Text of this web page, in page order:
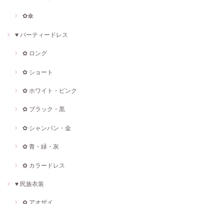
✿傘
♥ パーティードレス
✿ ロング
✿ ショート
✿ ホワイト・ピンク
✿ ブラック・黒
✿ シャンパン・金
✿ 青・緑・灰
✿ カラードレス
♥ 民族衣装
✿ アオザイ